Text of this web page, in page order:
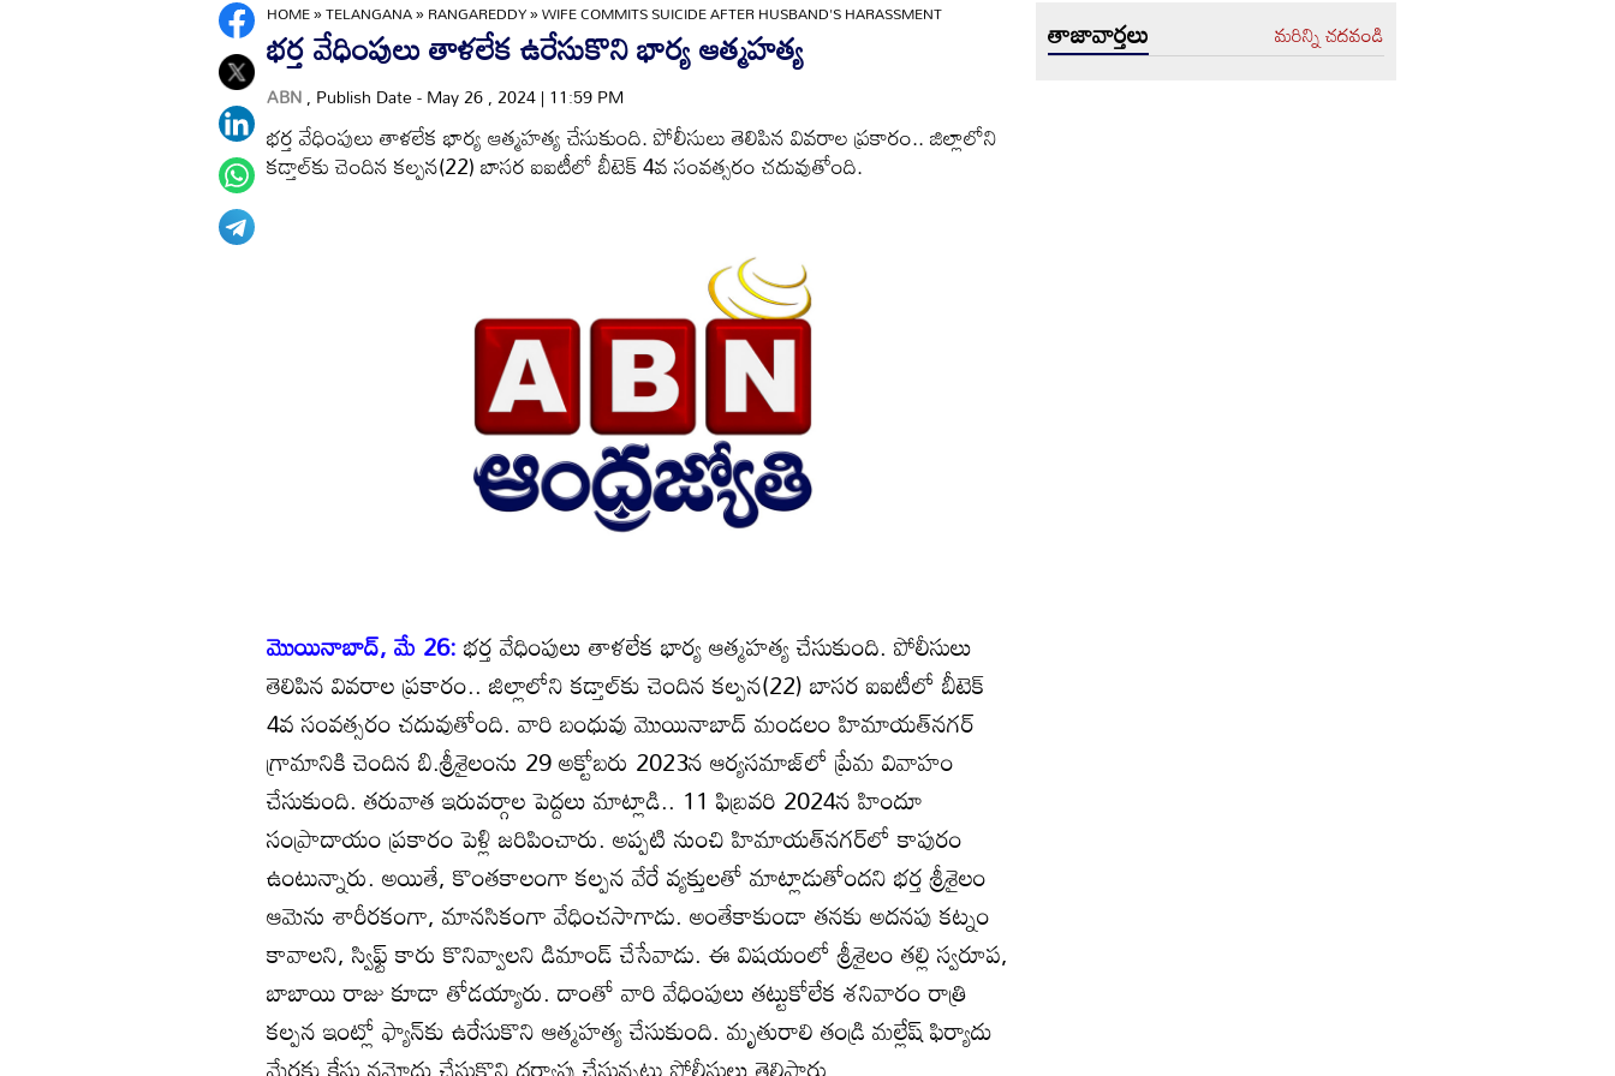
HOME»TELANGANA»RANGAREDDY»WIFE COMMITS SUICIDE AFTER HUSBAND'S HARASSMENT
భర్త వేధింపులు తాళలేక ఉరేసుకొని భార్య ఆత్మహత్య
ABN, Publish Date - May 26 , 2024 | 11:59 PM
భర్త వేధింపులు తాళలేక భార్య ఆత్మహత్య చేసుకుంది. పోలీసులు తెలిపిన వివరాల ప్రకారం.. జిల్లాలోని
కడ్తాల్‌కు చెందిన కల్పన(22) బాసర ఐఐటీలో బీటెక్‌ 4వ సంవత్సరం చదువుతోంది.
మొయినాబాద్‌, మే 26:భర్త వేధింపులు తాళలేక భార్య ఆత్మహత్య చేసుకుంది. పోలీసులు
తెలిపిన వివరాల ప్రకారం.. జిల్లాలోని కడ్తాల్‌కు చెందిన కల్పన(22) బాసర ఐఐటీలో బీటెక్‌
4వ సంవత్సరం చదువుతోంది. వారి బంధువు మొయినాబాద్‌ మండలం హిమాయత్‌నగర్‌
గ్రామానికి చెందిన బి.శ్రీశైలంను 29 అక్టోబరు 2023న ఆర్యసమాజ్‌లో ప్రేమ వివాహం
చేసుకుంది. తరువాత ఇరువర్గాల పెద్దలు మాట్లాడి.. 11 ఫిబ్రవరి 2024న హిందూ
సంప్రాదాయం ప్రకారం పెళ్లి జరిపించారు. అప్పటి నుంచి హిమాయత్‌నగర్‌లో కాపురం
ఉంటున్నారు. అయితే, కొంతకాలంగా కల్పన వేరే వ్యక్తులతో మాట్లాడుతోందని భర్త శ్రీశైలం
ఆమెను శారీరకంగా, మానసికంగా వేధించసాగాడు. అంతేకాకుండా తనకు అదనపు కట్నం
కావాలని, స్విఫ్ట్‌ కారు కొనివ్వాలని డిమాండ్‌ చేసేవాడు. ఈ విషయంలో శ్రీశైలం తల్లి స్వరూప,
బాబాయి రాజు కూడా తోడయ్యారు. దాంతో వారి వేధింపులు తట్టుకోలేక శనివారం రాత్రి
కల్పన ఇంట్లో ఫ్యాన్‌కు ఉరేసుకొని ఆత్మహత్య చేసుకుంది. మృతురాలి తండ్రి మల్లేష్‌ ఫిర్యాదు
తాజావార్తలు మరిన్ని చదవండి